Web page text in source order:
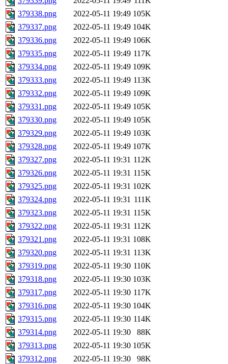
379338.png
2022-05-11 19:49 105K
379337.png
2022-05-11 19:49 104K
379336.png
2022-05-11 19:49 106K
379335.png
2022-05-11 19:49 117K
379334.png
2022-05-11 19:49 109K
379333.png
2022-05-11 19:49 113K
379332.png
2022-05-11 19:49 109K
379331.png
2022-05-11 19:49 105K
379330.png
2022-05-11 19:49 105K
379329.png
2022-05-11 19:49 103K
379328.png
2022-05-11 19:49 107K
379327.png
2022-05-11 19:31 112K
379326.png
2022-05-11 19:31 115K
379325.png
2022-05-11 19:31 102K
379324.png
2022-05-11 19:31 111K
379323.png
2022-05-11 19:31 115K
379322.png
2022-05-11 19:31 112K
379321.png
2022-05-11 19:31 108K
379320.png
2022-05-11 19:31 113K
379319.png
2022-05-11 19:30 110K
379318.png
2022-05-11 19:30 103K
379317.png
2022-05-11 19:30 117K
379316.png
2022-05-11 19:30 104K
379315.png
2022-05-11 19:30 114K
379314.png
2022-05-11 19:30
88K
379313.png
2022-05-11 19:30 105K
379312.png
2022-05-11 19:30
98K